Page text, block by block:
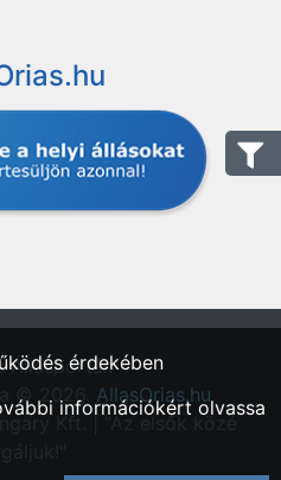
Állásportál."
© 2026. AllasOrias.hu
Kft. | "Az elsők közé
érdekében
információkért olvassa